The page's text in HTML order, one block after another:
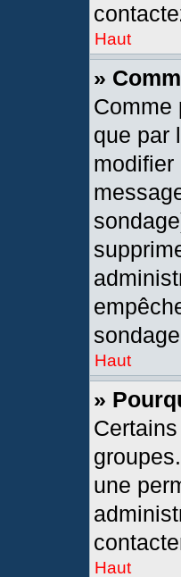
Haut
»
Comme
que par
Haut
»
une
Haut